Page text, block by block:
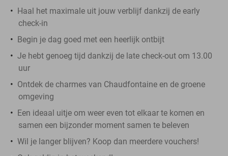
Haal het maximale uit jouw verblijf dankzij de early
check-in
Begin je dag goed met een heerlijk ontbijt
Je hebt genoeg tijd dankzij de late check-out om 13.00
uur
Ontdek de charmes van Chaudfontaine en de groene
omgeving
Een ideaal uitje om weer even tot elkaar te komen en
samen een bijzonder moment samen te beleven
Wil je langer blijven? Koop dan meerdere vouchers!